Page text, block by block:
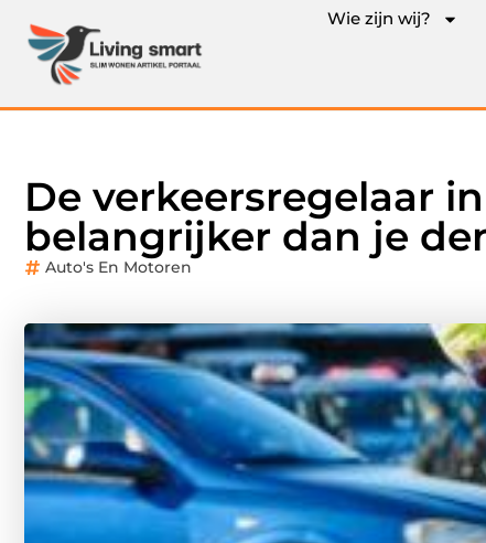
Wie zijn wij?
De verkeersregelaar
belangrijker dan je
Auto's En Motoren